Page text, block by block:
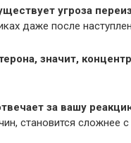
угроза
даже после
значит,
за вашу
становится сложнее